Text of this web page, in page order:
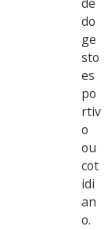
de
do
ge
sto
es
po
rtiv
o
ou
cot
idi
an
o.